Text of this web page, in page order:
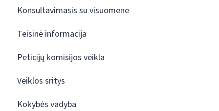
Konsultavimasis su visuomene
Teisinė informacija
Peticijų komisijos veikla
Veiklos sritys
Kokybės vadyba